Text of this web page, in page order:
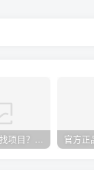
你还在到处找项目？还在当韭菜？我却靠卖项目一个月赚5万，曾经我也和你一样懵懂。